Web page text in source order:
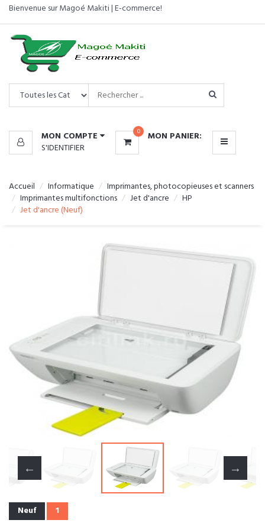
Bienvenue sur Magoé Makiti | E-commerce!
MON COMPTE
S'IDENTIFIER
0 MON PANIER:
CATÉGORIES
MENU
Accueil Informatique
Imprimantes, photocopieuses et scanners
Imprimantes multifonctions
Jet d'ancre
HP
Jet d'ancre (Neuf)
Neuf 1